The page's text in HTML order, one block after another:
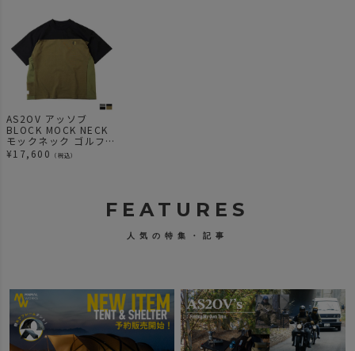
AS2OV アッソブ
BLOCK MOCK NECK
モックネック ゴルフ
シリーズ
¥17,600 （税込）
FEATURES
人気の特集・記事